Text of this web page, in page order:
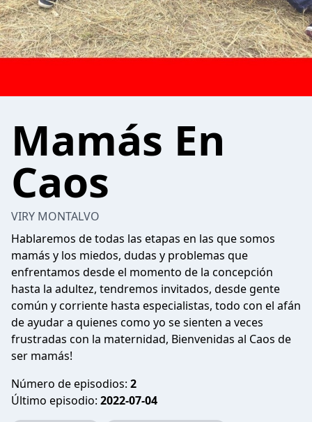
Mamás En
Caos
VIRY MONTALVO
Hablaremos de todas las etapas en las que somos
mamás y los miedos, dudas y problemas que
enfrentamos desde el momento de la concepción
hasta la adultez, tendremos invitados, desde gente
común y corriente hasta especialistas, todo con el afán
de ayudar a quienes como yo se sienten a veces
frustradas con la maternidad, Bienvenidas al Caos de
ser mamás!
Número de episodios: 2
Último episodio: 2022-07-04